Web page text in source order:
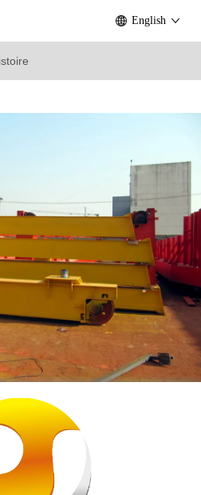
English